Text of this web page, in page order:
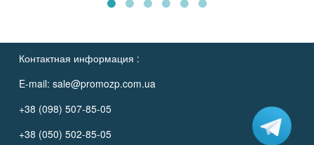
Контактная информация :
E-mail: sale@promozp.com.ua
+38 (098) 507-85-05
+38 (050) 502-85-05